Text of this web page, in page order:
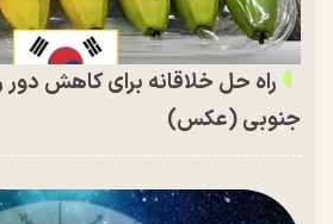
راه حل خلاقانه برای کاهش دور
جنوبی (عکس)